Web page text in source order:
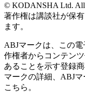
© KODANSHA Ltd. All
著作権は講談社が保
ます。
ABJマークは、この
作権者からコンテン
あることを示す登録
マークの詳細、ABJ
こちら。